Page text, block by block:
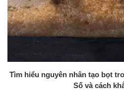
Tìm hiểu nguyên nhân tạo bọt
Số và cách